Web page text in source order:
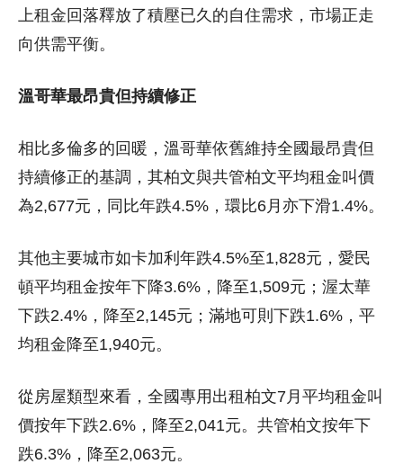
上租金回落釋放了積壓已久的自住需求，市場正走
向供需平衡。
溫哥華最昂貴但持續修正
相比多倫多的回暖，溫哥華依舊維持全國最昂貴但
持續修正的基調，其柏文與共管柏文平均租金叫價
為2,677元，同比年跌4.5%，環比6月亦下滑1.4%。
其他主要城市如卡加利年跌4.5%至1,828元，愛民
頓平均租金按年下降3.6%，降至1,509元；渥太華
下跌2.4%，降至2,145元；滿地可則下跌1.6%，平
均租金降至1,940元。
從房屋類型來看，全國專用出租柏文7月平均租金叫
價按年下跌2.6%，降至2,041元。共管柏文按年下
跌6.3%，降至2,063元。